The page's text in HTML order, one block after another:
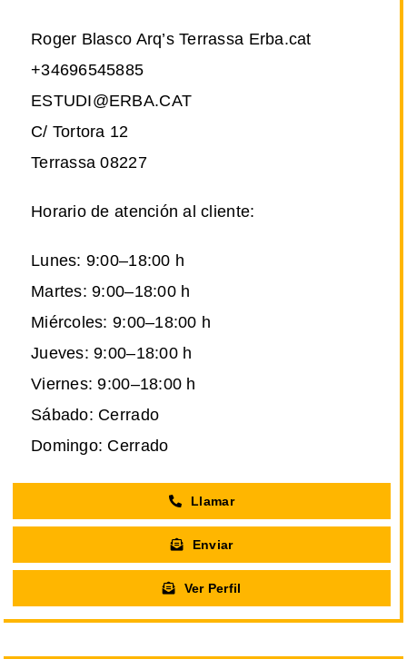
Roger Blasco Arq’s Terrassa Erba.cat
+34696545885
ESTUDI@ERBA.CAT
C/ Tortora 12
Terrassa 08227
Horario de atención al cliente:
Lunes: 9:00–18:00 h
Martes: 9:00–18:00 h
Miércoles: 9:00–18:00 h
Jueves: 9:00–18:00 h
Viernes: 9:00–18:00 h
Sábado: Cerrado
Domingo: Cerrado
Llamar
Enviar
Ver Perfil